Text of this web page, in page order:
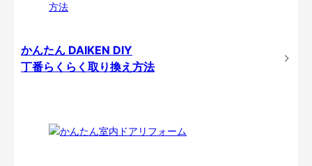
かんたん DAIKEN DIY
丁番らくらく取り換え方法